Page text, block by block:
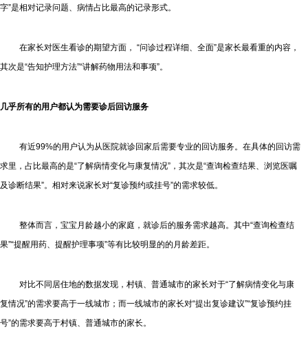
字”是相对记录问题、病情占比最高的记录形式。
在家长对医生看诊的期望方面， “问诊过程详细、全面”是家长最看重的内容，
其次是“告知护理方法”“讲解药物用法和事项”。
几乎所有的用户都认为需要诊后回访服务
有近99%的用户认为从医院就诊回家后需要专业的回访服务。在具体的回访需
求里，占比最高的是“了解病情变化与康复情况”，其次是“查询检查结果、浏览医嘱
及诊断结果”。相对来说家长对“复诊预约或挂号”的需求较低。
整体而言，宝宝月龄越小的家庭，就诊后的服务需求越高。其中“查询检查结
果”“提醒用药、提醒护理事项”等有比较明显的的月龄差距。
对比不同居住地的数据发现，村镇、普通城市的家长对于“了解病情变化与康
复情况”的需求要高于一线城市；而一线城市的家长对“提出复诊建议”“复诊预约挂
号”的需求要高于村镇、普通城市的家长。